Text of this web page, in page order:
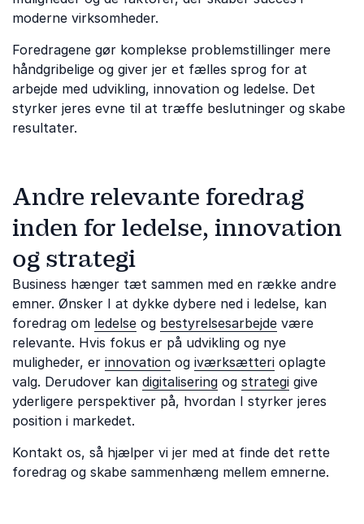
moderne virksomheder.
Foredragene gør komplekse problemstillinger mere
håndgribelige og giver jer et fælles sprog for at
arbejde med udvikling, innovation og ledelse. Det
styrker jeres evne til at træffe beslutninger og skabe
resultater.
Andre relevante foredrag
inden for ledelse, innovation
og strategi
Business hænger tæt sammen med en række andre
emner. Ønsker I at dykke dybere ned i ledelse, kan
foredrag om ledelse og bestyrelsesarbejde være
relevante. Hvis fokus er på udvikling og nye
muligheder, er innovation og iværksætteri oplagte
valg. Derudover kan digitalisering og strategi give
yderligere perspektiver på, hvordan I styrker jeres
position i markedet.
Kontakt os, så hjælper vi jer med at finde det rette
foredrag og skabe sammenhæng mellem emnerne.